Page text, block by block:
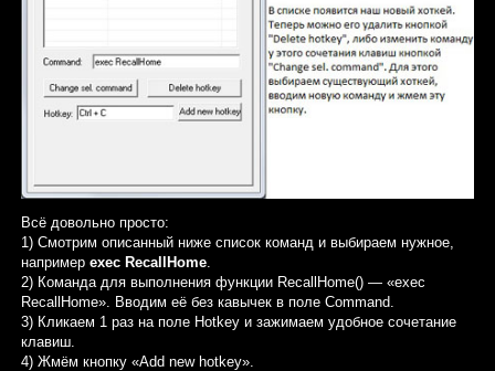
Всё довольно просто:
1) Смотрим описанный ниже список команд и выбираем нужное,
например exec RecallHome.
2) Команда для выполнения функции RecallHome() — «exec
RecallHome». Вводим её без кавычек в поле Command.
3) Кликаем 1 раз на поле Hotkey и зажимаем удобное сочетание
клавиш.
4) Жмём кнопку «Add new hotkey».